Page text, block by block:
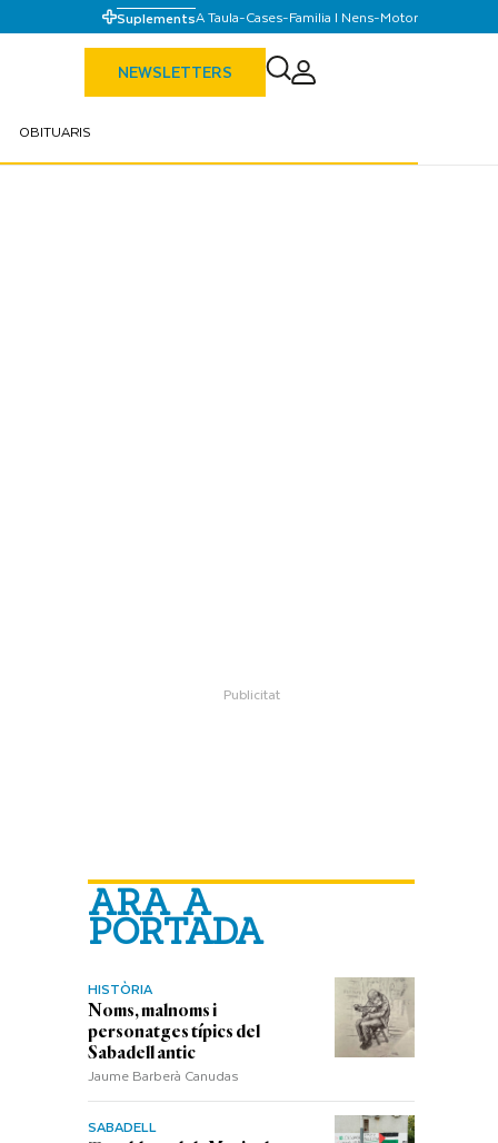
SuplementsA Taula-Cases-Familia I Nens-Motor
NEWSLETTERS
OBITUARIS
ARA A
PORTADA
HISTÒRIA
Noms, malnoms i
personatges típics del
Sabadell antic
Jaume Barberà Canudas
SABADELL